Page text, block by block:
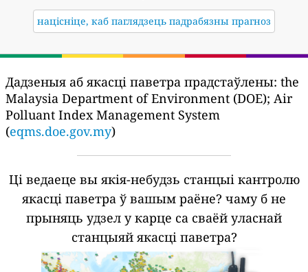
націсніце, каб паглядзець падрабязны прагноз
Дадзеныя аб якасці паветра прадстаўлены: the
Malaysia Department of Environment (DOE); Air
Polluant Index Management System
(eqms.doe.gov.my)
Ці ведаеце вы якія-небудзь станцыі кантролю
якасці паветра ў вашым раёне? чаму б не
прыняць удзел у карце са сваёй уласнай
станцыяй якасці паветра?